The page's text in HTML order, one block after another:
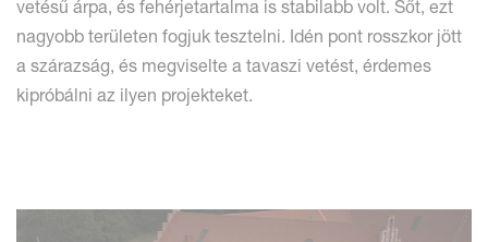
vetésű árpa, és fehérjetartalma is stabilabb volt. Sőt, ezt
nagyobb területen fogjuk tesztelni. Idén pont rosszkor jött
a szárazság, és megviselte a tavaszi vetést, érdemes
kipróbálni az ilyen projekteket.